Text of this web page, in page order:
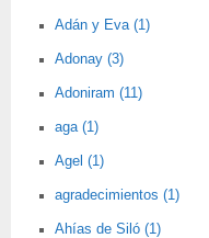
Adán y Eva (1)
Adonay (3)
Adoniram (11)
aga (1)
Agel (1)
agradecimientos (1)
Ahías de Siló (1)